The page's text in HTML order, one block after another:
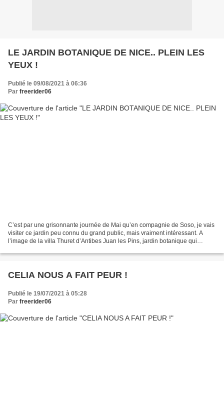
LE JARDIN BOTANIQUE DE NICE.. PLEIN LES
YEUX !
Publié le 09/08/2021 à 06:36
Par freerider06
C’est par une grisonnante journée de Mai qu’en compagnie de Soso, je vais
visiter ce jardin peu connu du grand public, mais vraiment intéressant. A
l’image de la villa Thuret d’Antibes Juan les Pins, jardin botanique qui
CELIA NOUS A FAIT PEUR !
Publié le 19/07/2021 à 05:28
Par freerider06